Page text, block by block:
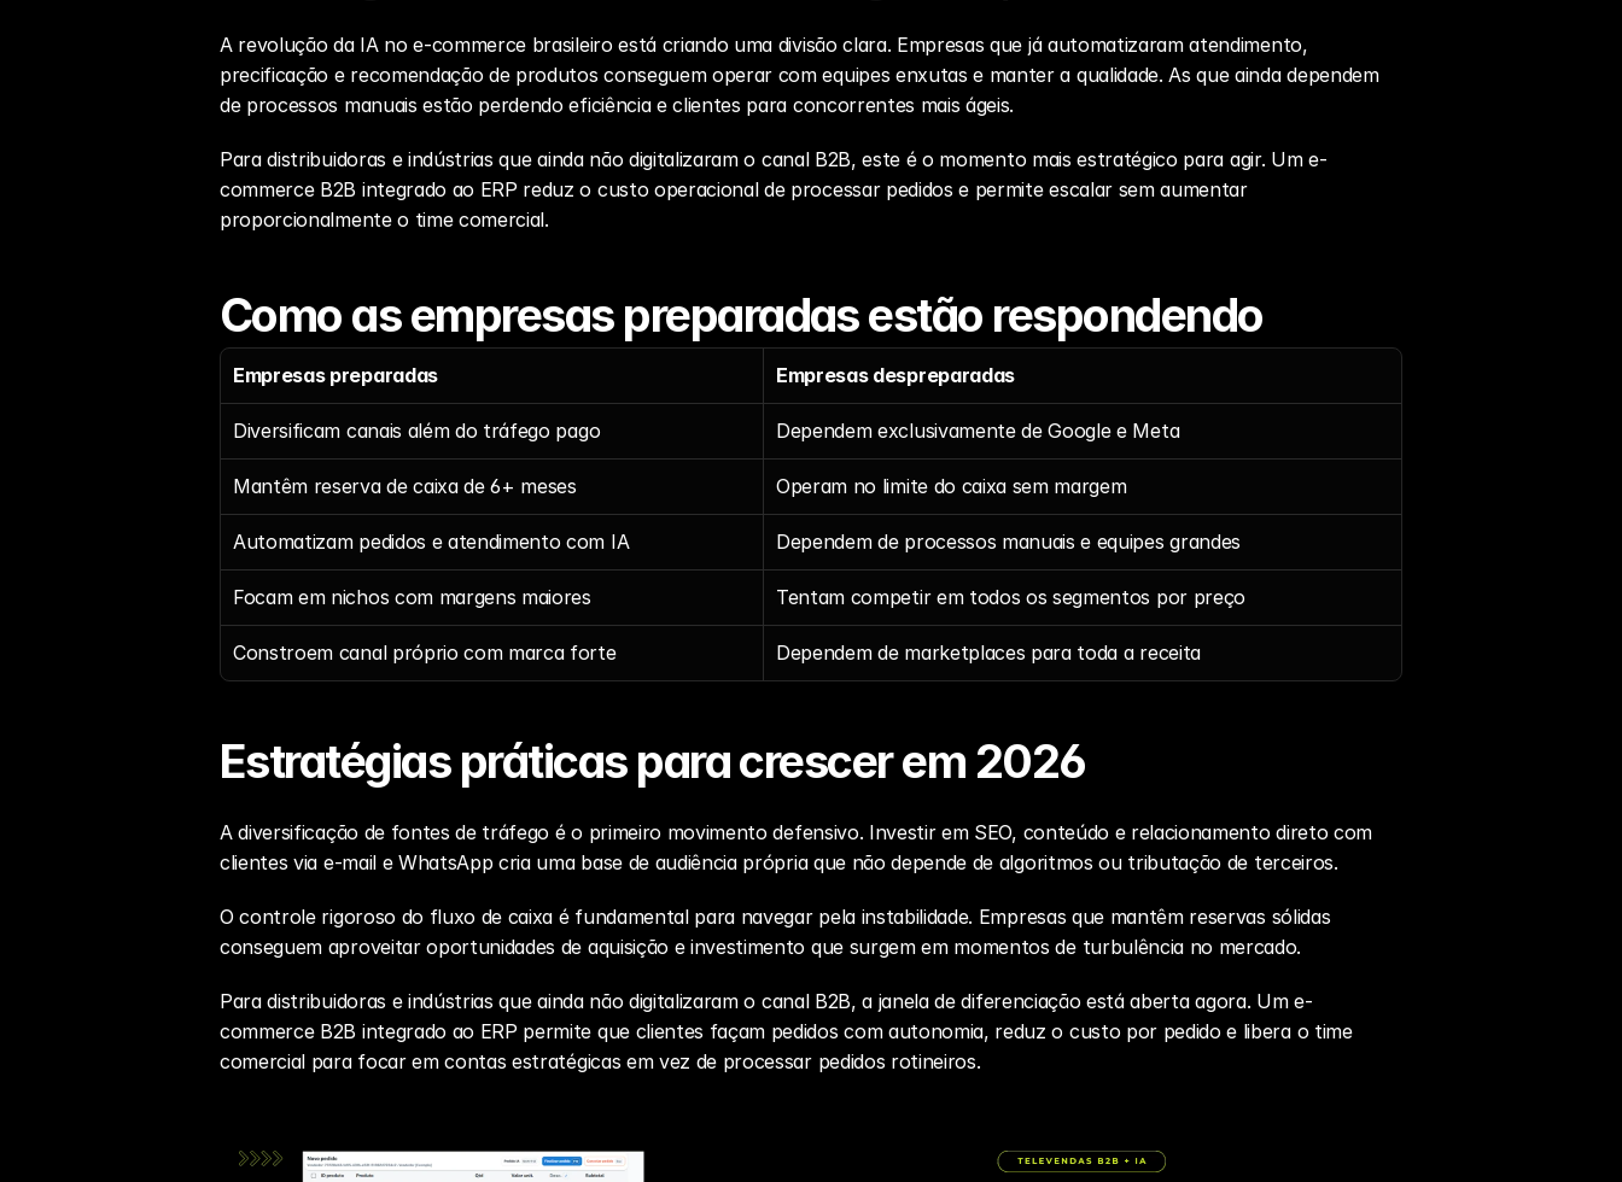
A revolução da IA no e-commerce brasileiro está criando uma divisão clara. Empresas que já automatizaram atendimento,
precificação e recomendação de produtos conseguem operar com equipes enxutas e manter a qualidade. As que ainda dependem
de processos manuais estão perdendo eficiência e clientes para concorrentes mais ágeis.
Para distribuidoras e indústrias que ainda não digitalizaram o canal B2B, este é o momento mais estratégico para agir. Um e-
commerce B2B integrado ao ERP reduz o custo operacional de processar pedidos e permite escalar sem aumentar
proporcionalmente o time comercial.
Como as empresas preparadas estão respondendo
Empresas preparadas Empresas despreparadas
Diversificam canais além do tráfego pago Dependem exclusivamente de Google e Meta
Mantêm reserva de caixa de 6+ meses Operam no limite do caixa sem margem
Automatizam pedidos e atendimento com IA Dependem de processos manuais e equipes grandes
Focam em nichos com margens maiores Tentam competir em todos os segmentos por preço
Constroem canal próprio com marca forte Dependem de marketplaces para toda a receita
Estratégias práticas para crescer em 2026
A diversificação de fontes de tráfego é o primeiro movimento defensivo. Investir em SEO, conteúdo e relacionamento direto com
clientes via e-mail e WhatsApp cria uma base de audiência própria que não depende de algoritmos ou tributação de terceiros.
O controle rigoroso do fluxo de caixa é fundamental para navegar pela instabilidade. Empresas que mantêm reservas sólidas
conseguem aproveitar oportunidades de aquisição e investimento que surgem em momentos de turbulência no mercado.
Para distribuidoras e indústrias que ainda não digitalizaram o canal B2B, a janela de diferenciação está aberta agora. Um e-
commerce B2B integrado ao ERP permite que clientes façam pedidos com autonomia, reduz o custo por pedido e libera o time
comercial para focar em contas estratégicas em vez de processar pedidos rotineiros.